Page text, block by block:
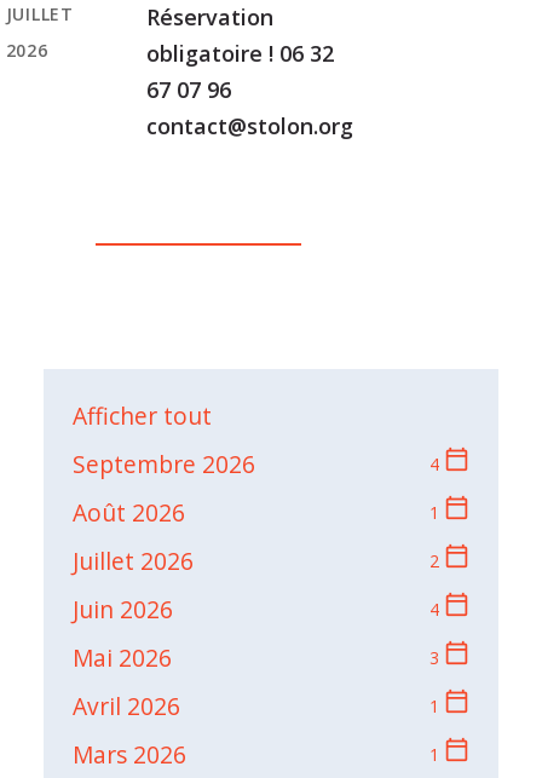
Réservation
obligatoire ! 06 32
67 07 96
contact@stolon.org
JUILLET
2026
Afficher tout
Septembre 2026
4 calendar_today
Août 2026 1 calendar_today
Juillet 2026 2 calendar_today
Juin 2026 4 calendar_today
Mai 2026 3 calendar_today
Avril 2026 1 calendar_today
Mars 2026 1 calendar_today